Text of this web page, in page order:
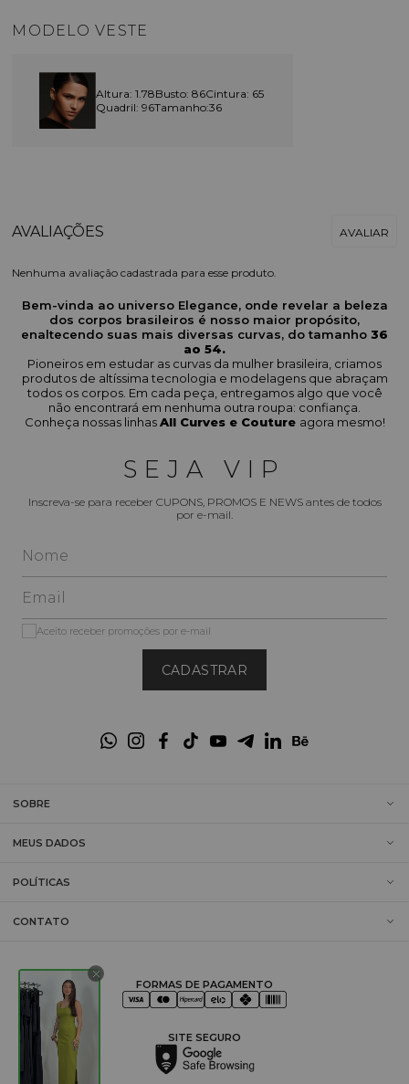
MODELO VESTE
Altura: 1.78Busto: 86Cintura: 65
Quadril: 96Tamanho:36
Nenhuma avaliação cadastrada para esse produto.
Bem-vinda ao universo Elegance, onde revelar a beleza
dos corpos brasileiros é nosso maior propósito,
enaltecendo suas mais diversas curvas, do tamanho 36
ao 54.
Pioneiros em estudar as curvas da mulher brasileira, criamos
produtos de altíssima tecnologia e modelagens que abraçam
todos os corpos. Em cada peça, entregamos algo que você
não encontrará em nenhuma outra roupa: confiança.
Conheça nossas linhasAll Curves e Couture agora mesmo!
SEJA VIP
Inscreva-se para receber CUPONS, PROMOS E NEWS antes de todos
por e-mail.
CADASTRAR
Aceito receber promoções por e-mail
SOBRE
MEUS DADOS
POLÍTICAS
CONTATO
FORMAS DE PAGAMENTO
SITE SEGURO